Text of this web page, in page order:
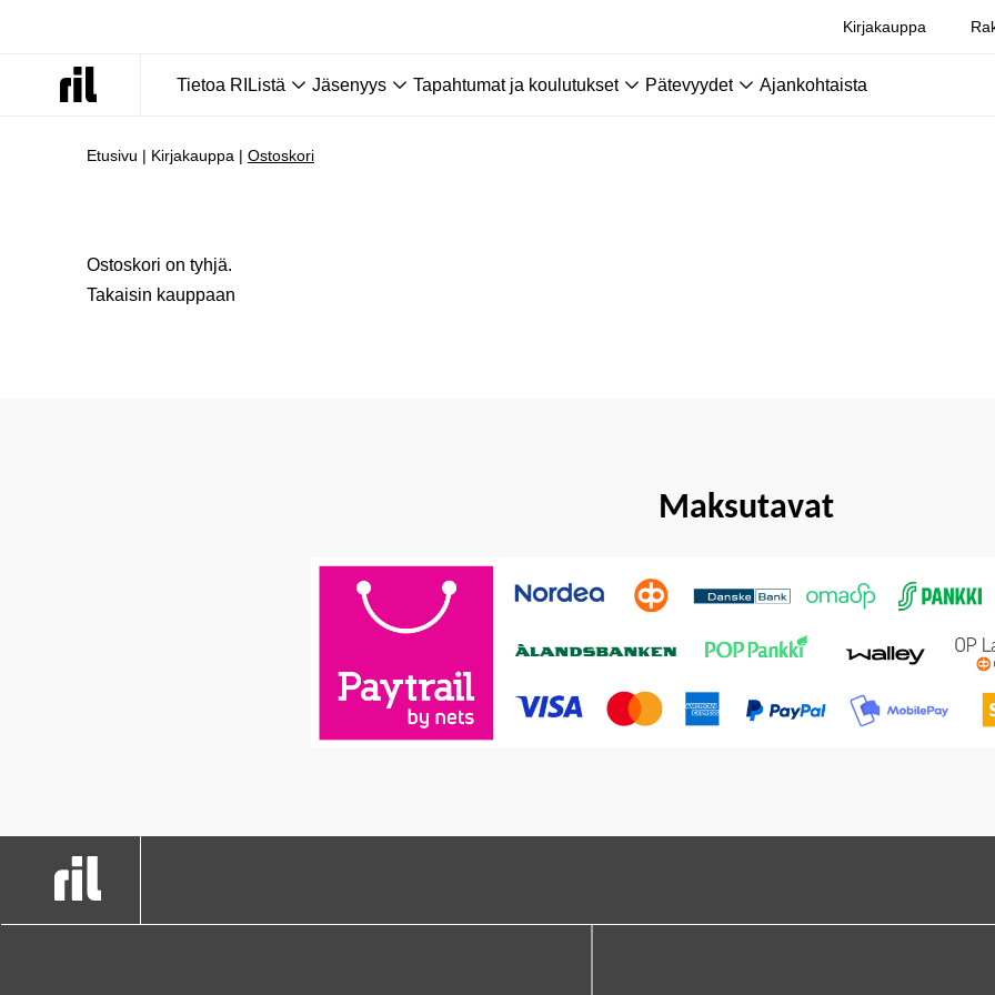
Kirjakauppa
Tietoa RIListä Jäsenyys Tapahtumat ja koulutukset Pätevyydet Ajankohtaista
Etusivu | Kirjakauppa | Ostoskori
Ostoskori on tyhjä.
Takaisin kauppaan
Maksutavat